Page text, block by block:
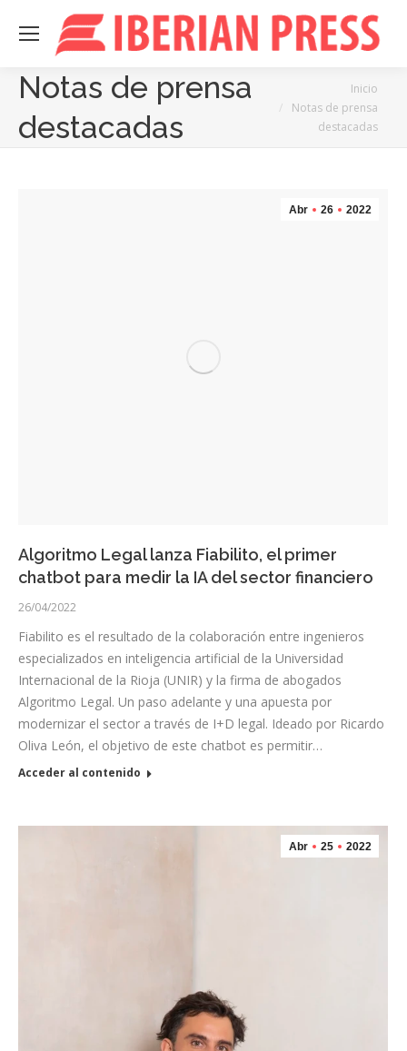
Notas de prensa
destacadas
Inicio
Notas de prensa
destacadas
Abr 26 2022
Algoritmo Legal lanza Fiabilito, el primer
chatbot para medir la IA del sector financiero
26/04/2022
Fiabilito es el resultado de la colaboración entre ingenieros
especializados en inteligencia artificial de la Universidad
Internacional de la Rioja (UNIR) y la firma de abogados
Algoritmo Legal. Un paso adelante y una apuesta por
modernizar el sector a través de I+D legal. Ideado por Ricardo
Oliva León, el objetivo de este chatbot es permitir…
Acceder al contenido
Abr 25 2022